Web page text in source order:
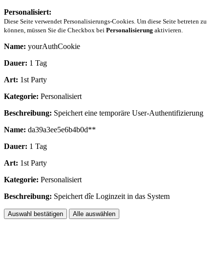
Personalisiert:
Diese Seite verwendet Personalisierungs-Cookies. Um diese Seite betreten zu
können, müssen Sie die Checkbox bei Personalisierung aktivieren.
Name: yourAuthCookie
Dauer: 1 Tag
Art: 1st Party
Kategorie: Personalisiert
Beschreibung: Speichert eine temporäre User-Authentifizierung
Name: da39a3ee5e6b4b0d**
Dauer: 1 Tag
Art: 1st Party
Kategorie: Personalisiert
Beschreibung: Speichert dîe Loginzeit in das System
Auswahl bestätigen Alle auswählen